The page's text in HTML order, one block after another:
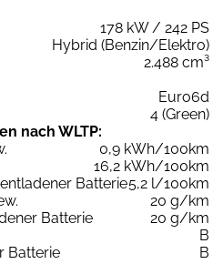
178 kW / 242 PS
Hybrid (Benzin/Elektro)
2.488 cm³
Euro6d
4 (Green)
nach WLTP:
0,9 kWh/100km
16,2 kWh/100km
Batterie5,2 l/100km
20 g/km
Batterie
20 g/km
B
Batterie
B